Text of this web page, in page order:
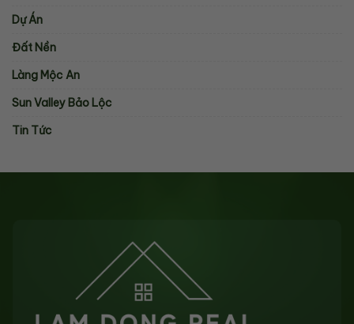
Dự Án
Đất Nền
Làng Mộc An
Sun Valley Bảo Lộc
Tin Tức